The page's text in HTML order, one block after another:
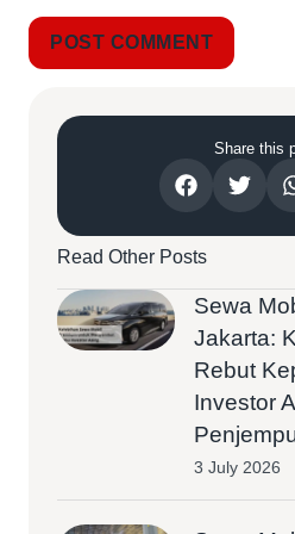
Read Other Posts
Sewa
Jakarta:
Rebut
Investor
3 July 2026
Share this